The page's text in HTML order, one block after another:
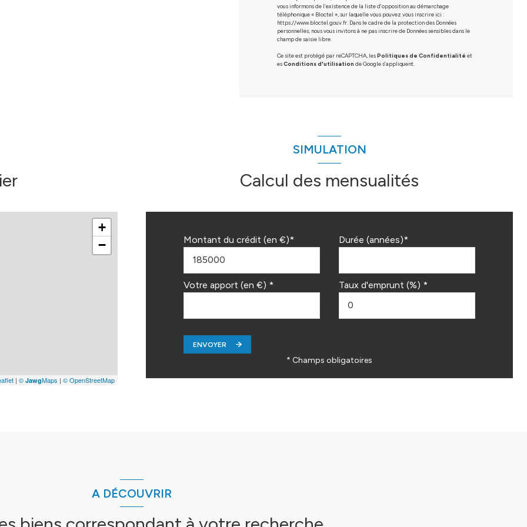
vous informons de l’existence de la liste d'opposition au démarchage
téléphonique « Bloctel », sur laquelle vous pouvez vous inscrire ici :
https://www.bloctel.gouv.fr. Dans le cadre de la protection des Données
personnelles, nous vous invitons à ne pas inscrire de Données sensibles dans le
champ de saisie libre.
Ce site est protégé par reCAPTCHA, lesPolitiques de Confidentialité et
esConditions d'utilisation de Google s'appliquent.
+
−
| © JawgMaps | © OpenStreetMap
SIMULATION
Calcul des mensualités
Montant du crédit (en €)* Durée (années)*
Votre apport (en €) * Taux d'emprunt (%) *
ENVOYER
* Champs obligatoires
A DÉCOUVRIR